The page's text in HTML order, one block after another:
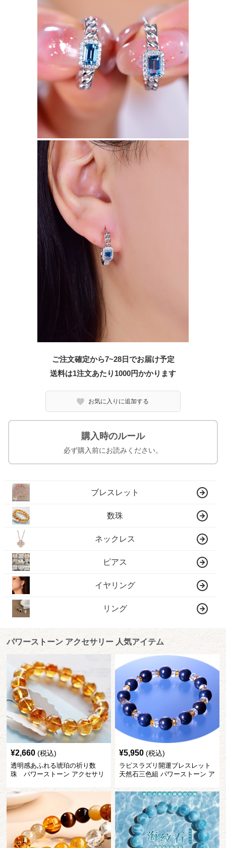
ご注文確定から7~28日でお届け予定
送料は1注文あたり 1000円かかります
お気に入りに追加する
購入時のルール
必ず購入前にお読みください。
ブレスレット
数珠
ネックレス
ピアス
イヤリング
リング
パワーストーン アクセサリー 人気アイテム
¥2,660 (税込)
透明感あふれる琥珀の祈り数
珠 パワーストーン アクセサリ
¥5,950 (税込)
ラピスラズリ開運ブレスレット
天然石三色組 パワーストーン ア